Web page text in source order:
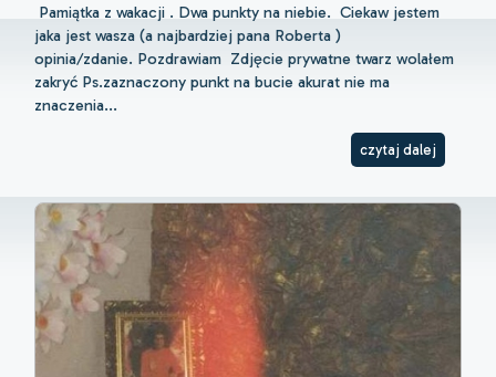
Pamiątka z wakacji . Dwa punkty na niebie. Ciekaw jestem
jaka jest wasza (a najbardziej pana Roberta )
opinia/zdanie. Pozdrawiam Zdjęcie prywatne twarz wolałem
zakryć Ps.zaznaczony punkt na bucie akurat nie ma
znaczenia...
czytaj dalej